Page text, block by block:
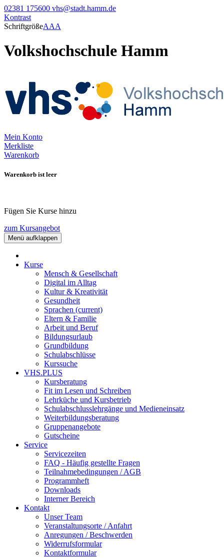
02381 175600 vhs@stadt.hamm.de
Kontrast
SchriftgrößeAAA
Volkshochschule Hamm
Mein Konto
Merkliste
Warenkorb
Warenkorb ist leer
Fügen Sie Kurse hinzu
zum Kursangebot
Menü aufklappen
Kurse
Mensch & Gesellschaft
Digital im Alltag
Kultur & Kreativität
Gesundheit
Sprachen (current)
Eltern & Familie
Arbeit und Beruf
Bildungsurlaub
Grundbildung
Schulabschlüsse
Kurssuche
VHS.PLUS
Kursberatung
Fit im Lesen und Schreiben
Lehrküche und Kursbetrieb
Schulabschlusslehrgänge und Medieneinsatz
Weiterbildungsberatung
Gruppenangebote
Gutscheine
Service
Servicezeiten
FAQ - Häufig gestellte Fragen
Teilnahmebedingungen / AGB
Programmheft
Downloads
Interner Bereich
Kontakt
Unser Team
Veranstaltungsorte / Anfahrt
Anregungen / Beschwerden
Widerrufsformular
Kontaktformular